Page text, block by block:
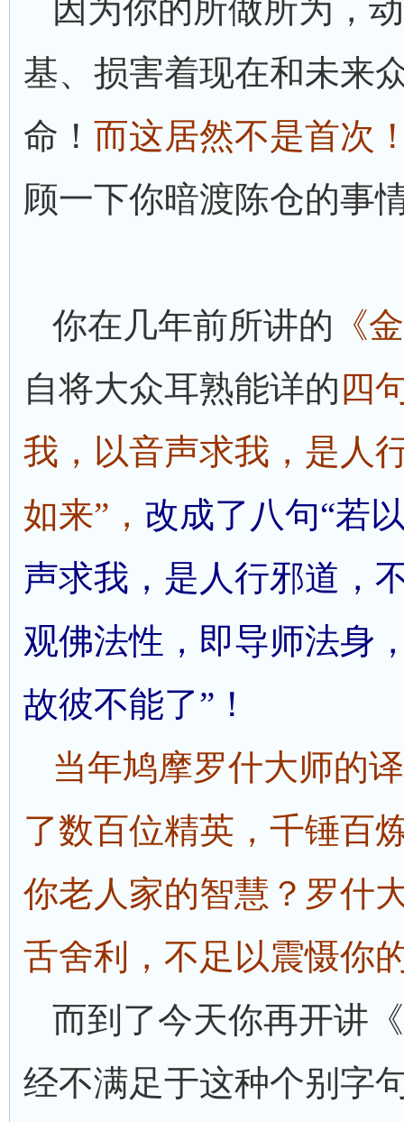
因为你的所做所为，
基、损害着现在和未来
命！ 而这居然不是首次
顾一下你暗渡陈仓的事
你在几年前所讲的 《
自将大众耳熟能详的 四
我，以音声求我，是人
如来”， 改成了八句“若
声求我，是人行邪道，
观佛法性，即导师法身
故彼不能了”！
当年鸠摩罗什大师的
了数百位精英，千锤百
你老人家的智慧？罗什
舌舍利，不足以震慑你
而到了今天你再开讲
经不满足于这种个别字